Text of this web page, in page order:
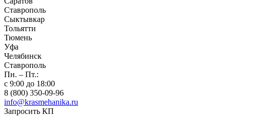
Ставрополь
Сыктывкар
Тольятти
Тюмень
Уфа
Челябинск
Ставрополь
Пн. – Пт.:
с 9:00 до 18:00
8 (800) 350-09-96
info@krasmehanika.ru
Запросить КП